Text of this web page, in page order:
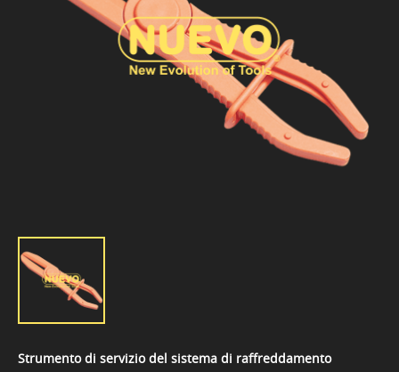
Strumento di servizio del sistema di raffreddamento